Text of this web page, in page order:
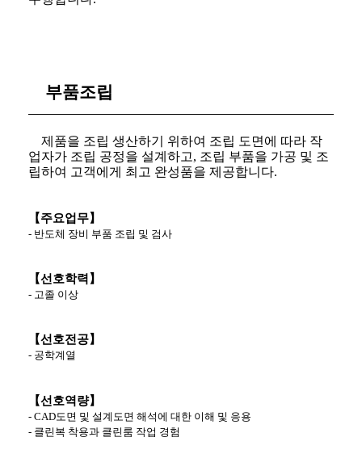
부품조립
제품을 조립 생산하기 위하여 조립 도면에 따라 작
업자가 조립 공정을 설계하고, 조립 부품을 가공 및 조
립하여 고객에게 최고 완성품을 제공합니다.
【주요업무】
- 반도체 장비 부품 조립 및 검사
【선호학력】
- 고졸 이상
【선호전공】
- 공학계열
【선호역량】
- CAD도면 및 설계도면 해석에 대한 이해 및 응용
- 클린복 착용과 클린룸 작업 경험